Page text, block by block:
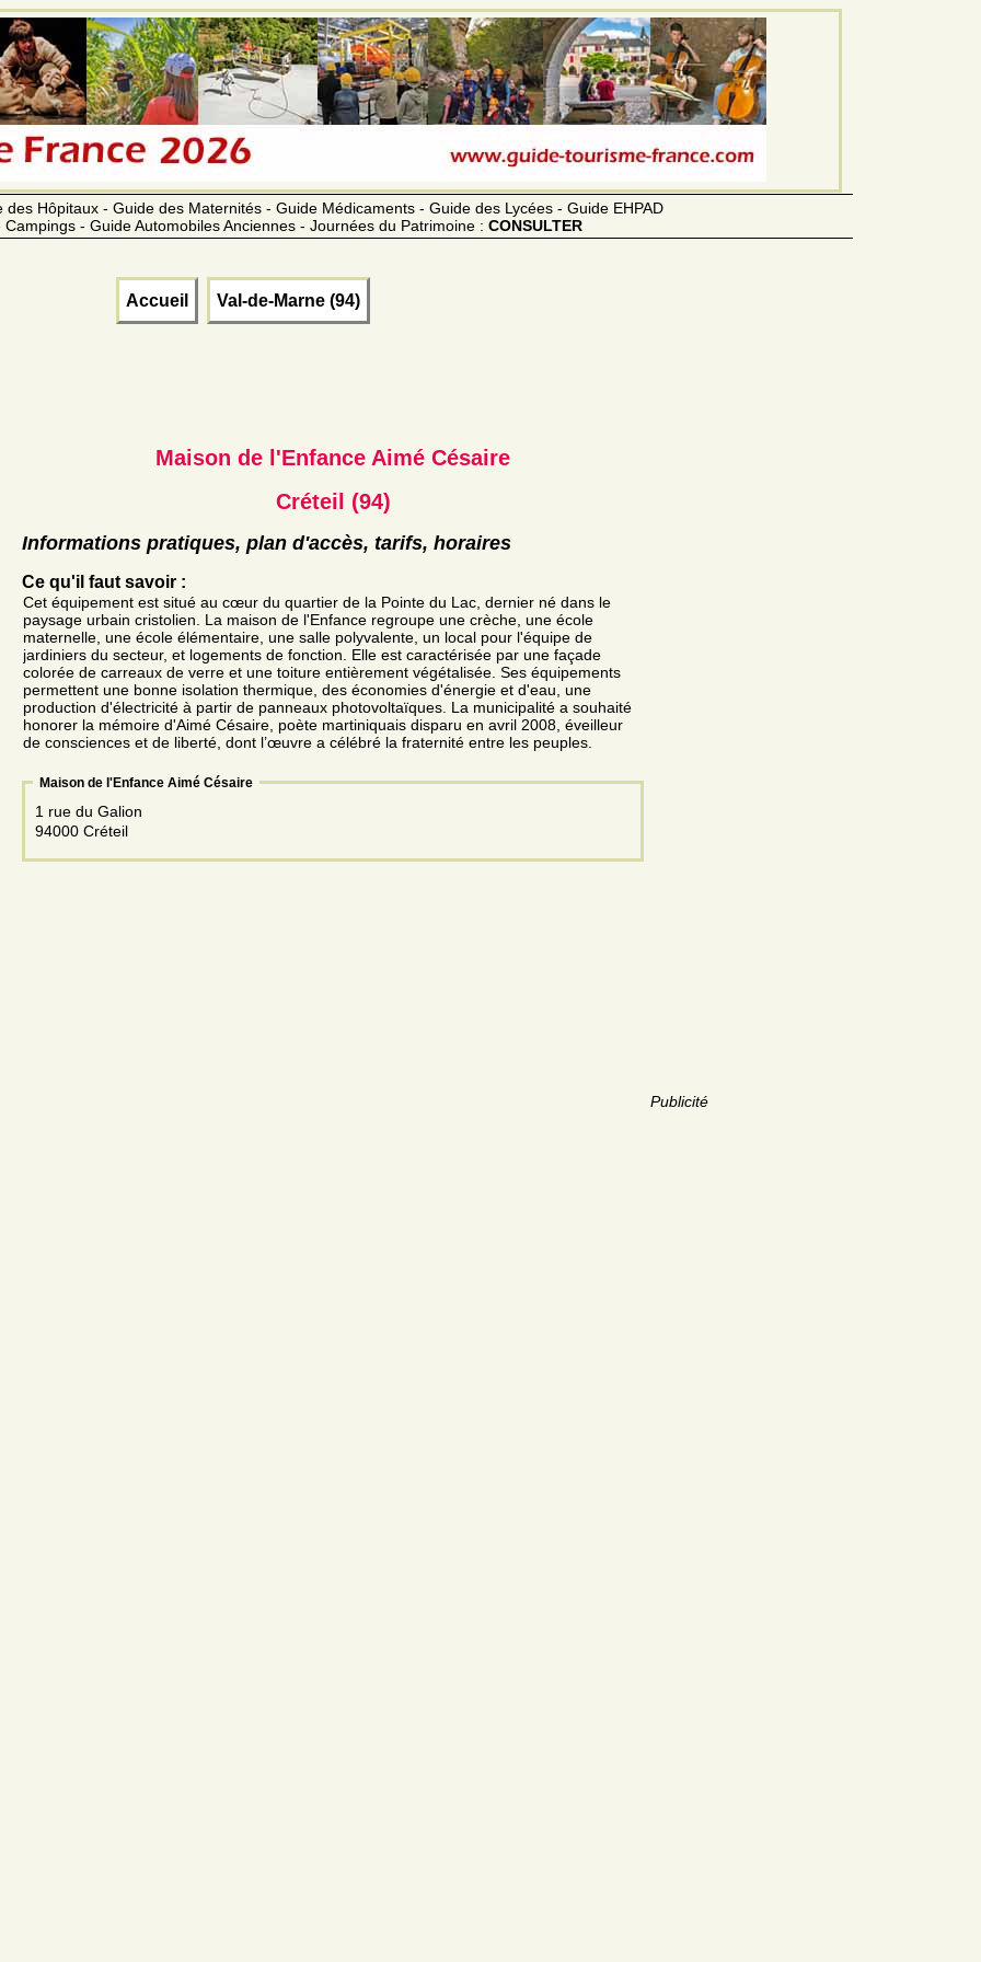
Hôpitaux - Guide des Maternités - Guide Médicaments - Guide des Lycées - Guide EHPAD
- Guide Automobiles Anciennes - Journées du Patrimoine : CONSULTER
Accueil Val-de-Marne (94)
Publicité
Maison de l'Enfance Aimé Césaire
Créteil (94)
Informations pratiques, plan d'accès, tarifs, horaires
Ce qu'il faut savoir :
Cet équipement est situé au cœur du quartier de la Pointe du Lac, dernier né dans le
paysage urbain cristolien. La maison de l'Enfance regroupe une crèche, une école
maternelle, une école élémentaire, une salle polyvalente, un local pour l'équipe de
jardiniers du secteur, et logements de fonction. Elle est caractérisée par une façade
colorée de carreaux de verre et une toiture entièrement végétalisée. Ses équipements
permettent une bonne isolation thermique, des économies d'énergie et d'eau, une
production d'électricité à partir de panneaux photovoltaïques. La municipalité a souhaité
honorer la mémoire d'Aimé Césaire, poète martiniquais disparu en avril 2008, éveilleur
de consciences et de liberté, dont l’œuvre a célébré la fraternité entre les peuples.
Maison de l'Enfance Aimé Césaire
1 rue du Galion
94000 Créteil